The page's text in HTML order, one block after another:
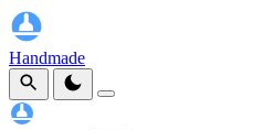
Handmade